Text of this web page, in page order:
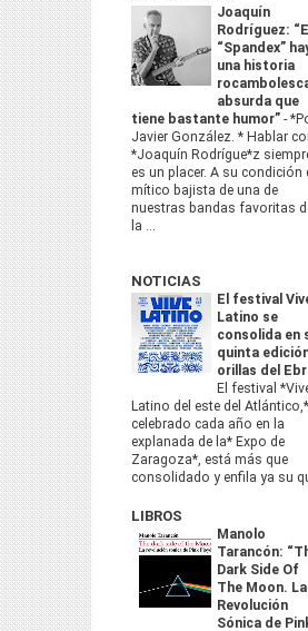
Joaquín
Rodríguez:
“Spandex”
una historia
absurda que
tiene bastante humor” -
Javier González. * Hablar
*Joaquín Rodrígue*z
es un placer. A su condición
mítico bajista de una de
nuestras bandas favoritas
la ...
NOTICIAS
El festival
Latino se
consolida en
quinta
orillas del
El festival
Latino del este del Atlántico,*
celebrado cada año en la
explanada de la* Expo de
Zaragoza*, está más que
consolidado y enfila ya su
LIBROS
Manolo
Tarancón:
Dark Side Of
The Moon. La
Revolución
Sónica de